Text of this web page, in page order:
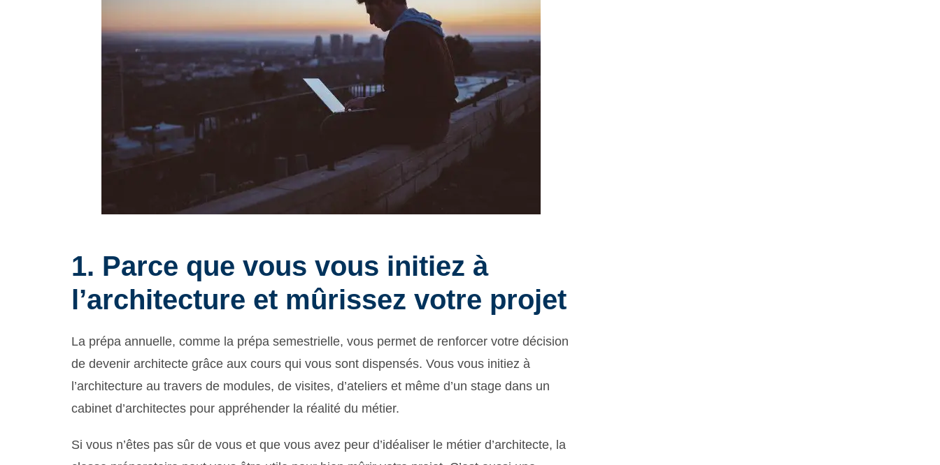
1. Parce que vous vous initiez à
l’architecture et mûrissez votre projet
La prépa annuelle, comme la prépa semestrielle, vous permet de renforcer votre décision
de devenir architecte grâce aux cours qui vous sont dispensés. Vous vous initiez à
l’architecture au travers de modules, de visites, d’ateliers et même d’un stage dans un
cabinet d’architectes pour appréhender la réalité du métier.
Si vous n’êtes pas sûr de vous et que vous avez peur d’idéaliser le métier d’architecte, la